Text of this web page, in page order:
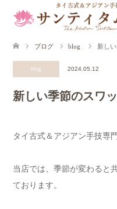
ブログ blog 新し
blog 2024.05.12
新しい季節のスワ
タイ古式＆アジアン手技専
当店では、季節が変わると
ております。